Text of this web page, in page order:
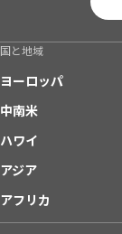
国と地域
ヨーロッパ
中南米
ハワイ
アジア
アフリカ